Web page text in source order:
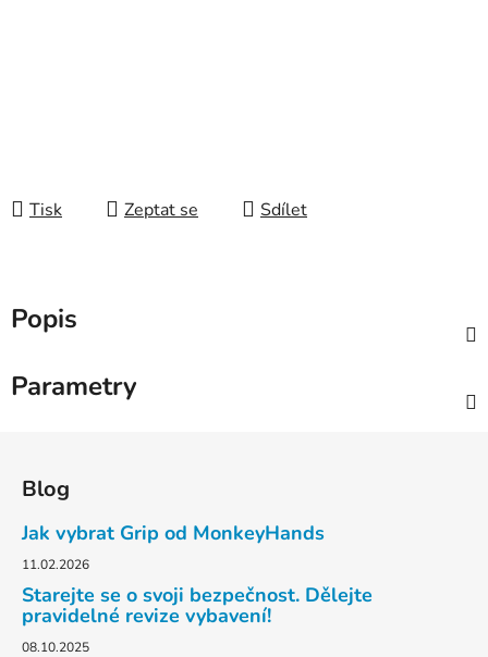
Tisk Zeptat se Sdílet
Popis
Parametry
Blog
Jak vybrat Grip od MonkeyHands
11.02.2026
Starejte se o svoji bezpečnost. Dělejte
pravidelné revize vybavení!
08.10.2025